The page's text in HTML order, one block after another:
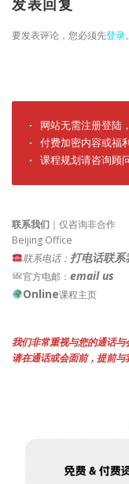
发表回复
要发表评论，您必须先登录。
· 网站无需注册登陆
· 付费加密内容或福
· 课程规划请咨询顾
联系我们 ｜仅咨询非合作
Beijing Office
联系电话： 打电话联系
官方电邮： email us
Online课程主页
我们非常重视与您的通话与
请在通话或会面前，提前与